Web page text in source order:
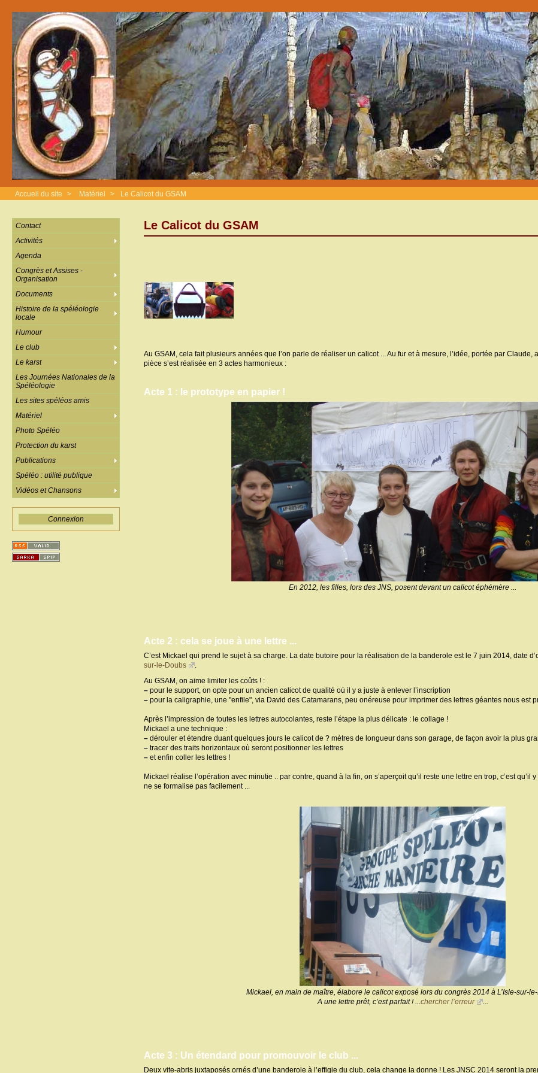
Accueil du site > Matériel > Le Calicot du GSAM
Le Calicot du GSAM
Au GSAM, cela fait plusieurs années que l’on parle de réaliser un calicot ... Au fur et à mesure, l’idée, portée par Claude,
pièce s’est réalisée en 3 actes harmonieux :
Acte 1 : le prototype en papier !
En 2012, les filles, lors des JNS, posent devant un calicot éphémère ...
Acte 2 : cela se joue à une lettre ...
C’est Mickael qui prend le sujet à sa charge. La date butoire pour la réalisation de la banderole est le 7 juin 2014, date
sur-le-Doubs
.
Au GSAM, on aime limiter les coûts ! :
– pour le support, on opte pour un ancien calicot de qualité où il y a juste à enlever l’inscription
– pour la caligraphie, une "enfile", via David des Catamarans, peu onéreuse pour imprimer des lettres géantes nous est
Après l’impression de toutes les lettres autocolantes, reste l’étape la plus délicate : le collage !
Mickael a une technique :
– dérouler et étendre duant quelques jours le calicot de ? mètres de longueur dans son garage, de façon avoir la plus
– tracer des traits horizontaux où seront positionner les lettres
– et enfin coller les lettres !
Mickael réalise l’opération avec minutie .. par contre, quand à la fin, on s’aperçoit qu’il reste une lettre en trop, c’est qu’il
ne se formalise pas facilement ...
Mickael, en main de maître, élabore le calicot exposé lors du congrès 2014 à L’Isle-sur-
A une lettre prêt, c’est parfait ! ...chercher l’erreur ...
Acte 3 : Un étendard pour promouvoir le club ...
Deux vite-abris juxtaposés ornés d’une banderole à l’effigie du club, cela change la donne ! Les JNSC 2014 seront la
Contact
Activités
Agenda
Congrès et Assises -
Organisation
Documents
Histoire de la spéléologie
locale
Humour
Le club
Le karst
Les Journées Nationales de la
Spéléologie
Les sites spéléos amis
Matériel
Photo Spéléo
Protection du karst
Publications
Spéléo : utilité publique
Vidéos et Chansons
Connexion